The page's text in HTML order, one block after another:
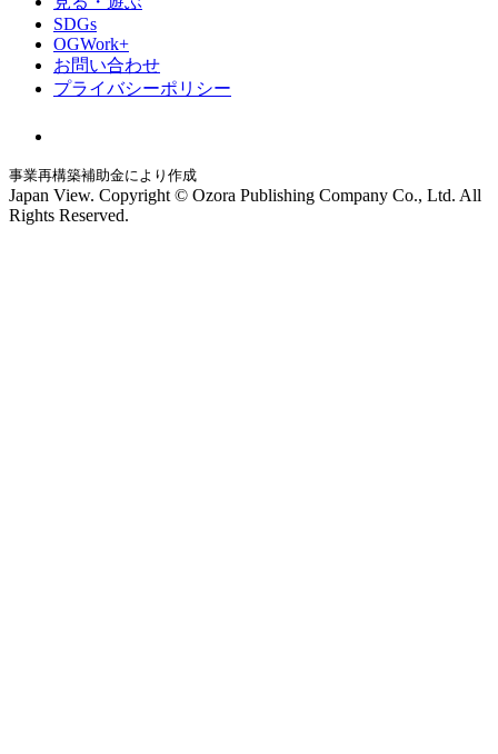
SDGs
OGWork+
お問い合わせ
プライバシーポリシー
事業再構築補助金により作成
Japan View. Copyright © Ozora Publishing Company Co., Ltd. All
Rights Reserved.